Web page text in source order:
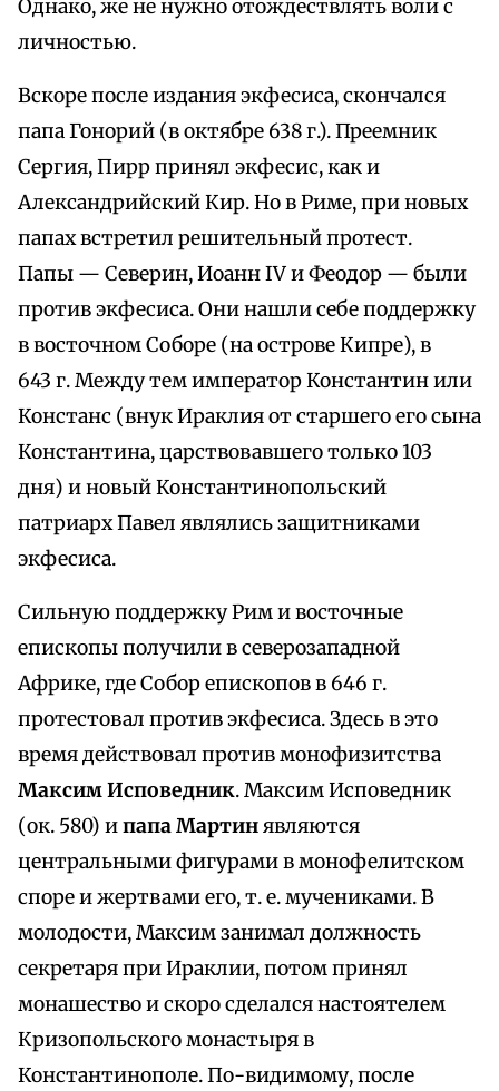
Однако, же не нужно отождествлять воли с
личностью.
Вскоре после издания экфесиса, скончался
папа Гонорий (в октябре 638 г.). Преемник
Сергия, Пирр принял экфесис, как и
Александрийский Кир. Но в Риме, при новых
папах встретил решительный протест.
Папы — Северин, Иоанн IV и Феодор — были
против экфесиса. Они нашли себе поддержку
в восточном Соборе (на острове Кипре), в
643 г. Между тем император Константин или
Констанс (внук Ираклия от старшего его сына
Константина, царствовавшего только 103
дня) и новый Константинопольский
патриарх Павел являлись защитниками
экфесиса.
Сильную поддержку Рим и восточные
епископы получили в северозападной
Африке, где Собор епископов в 646 г.
протестовал против экфесиса. Здесь в это
время действовал против монофизитства
Максим Исповедник. Максим Исповедник
(ок. 580) ипапа Мартинявляются
центральными фигурами в монофелитском
споре и жертвами его, т. е. мучениками. В
молодости, Максим занимал должность
секретаря при Ираклии, потом принял
монашество и скоро сделался настоятелем
Кризопольского монастыря в
Константинополе. По-видимому, после